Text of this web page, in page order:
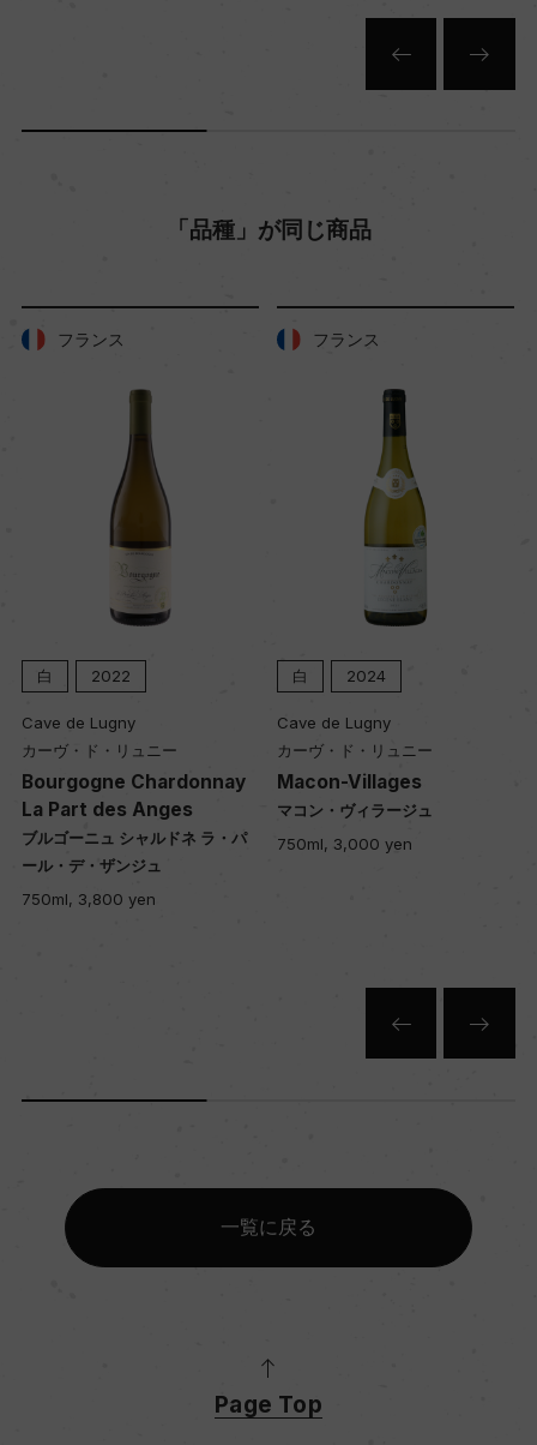
「品種」が同じ商品
フランス
白 2024
Cave de Lugny
カーヴ・ド・リュニー
Macon-Villages
マコン・ヴィラージュ
750ml, 3,000 yen
フランス
白 2023
Clos du Moulin Aux Moines
クロ・デュ・ムーラン・オー・モ
ワーヌ
Auxey-Duresses Moulin
aux Moines Blanc
一覧に戻る
Page Top